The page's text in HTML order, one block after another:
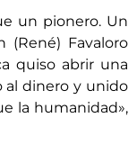
un pionero. Un
(René) Favaloro
quiso abrir una
al dinero y unido
la humanidad»,